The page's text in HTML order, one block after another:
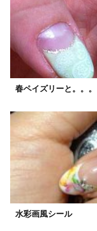
春ペイズリーと。。。
水彩画風シール